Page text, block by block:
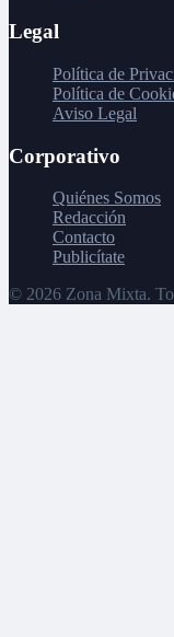
Legal
Política de
Política de
Aviso Legal
Corporativo
Quiénes Somos
Redacción
Contacto
Publicítate
© 2026 Zona Mixta.